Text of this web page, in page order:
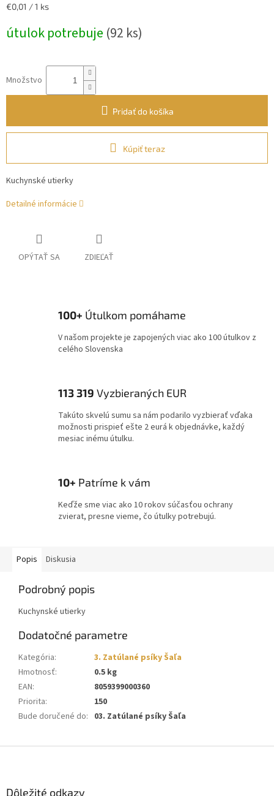
Jednotková
€0,01 / 1 ks
útulok potrebuje (92 ks)
Množstvo
Pridať do košíka
Kúpiť teraz
Kuchynské utierky
Detailné informácie
OPÝTAŤ SA ZDIEĽAŤ
100+ Útulkom pomáhame
V našom projekte je zapojených viac ako 100 útulkov z
celého Slovenska
113 319 Vyzbieraných EUR
Takúto skvelú sumu sa nám podarilo vyzbierať vďaka
možnosti prispieť ešte 2 eurá k objednávke, každý
mesiac inému útulku.
10+ Patríme k vám
Keďže sme viac ako 10 rokov súčasťou ochrany
zvierat, presne vieme, čo útulky potrebujú.
Popis Diskusia
Podrobný popis
Kuchynské utierky
Dodatočné parametre
Kategória:
3. Zatúlané psíky Šaľa
Hmotnosť:
0.5 kg
EAN:
8059399000360
Priorita:
150
Bude doručené do: 03. Zatúlané psíky Šaľa
Dôležité odkazy